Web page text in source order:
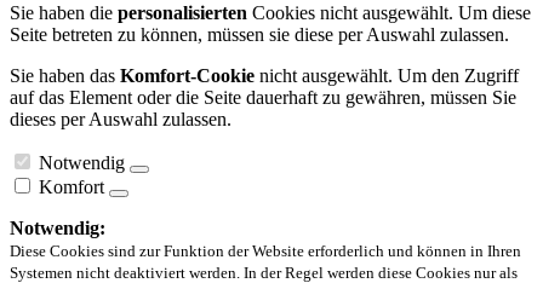
Sie haben die personalisierten Cookies nicht ausgewählt. Um diese
Seite betreten zu können, müssen sie diese per Auswahl zulassen.
Sie haben das Komfort-Cookie nicht ausgewählt. Um den Zugriff
auf das Element oder die Seite dauerhaft zu gewähren, müssen Sie
dieses per Auswahl zulassen.
Notwendig
Komfort
Notwendig:
Diese Cookies sind zur Funktion der Website erforderlich und können in Ihren
Systemen nicht deaktiviert werden. In der Regel werden diese Cookies nur als